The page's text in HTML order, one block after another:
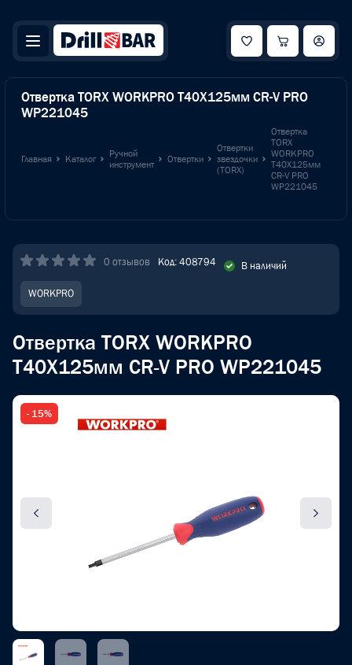
Отвертка TORX WORKPRO T40X125мм CR-V PRO
WP221045
Главная Каталог
Ручной
инструмент
Отвертки
Отвертки
звездочки
(TORX)
Отвертка
TORX
WORKPRO
T40X125мм
CR-V PRO
WP221045
0 отзывов Код: 408794 В наличий
WORKPRO
Отвертка TORX WORKPRO
T40X125мм CR-V PRO WP221045
- 15%